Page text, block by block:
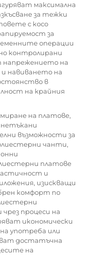
максимална
за тежки
с косо
за
операции
контролирани
напрежението на
навиването на
в
на крайния
на платове,
възможности за
чанти,
платове
и
изискващи
комфорт по
процеси на
икономически
употреба или
достатъчна
на